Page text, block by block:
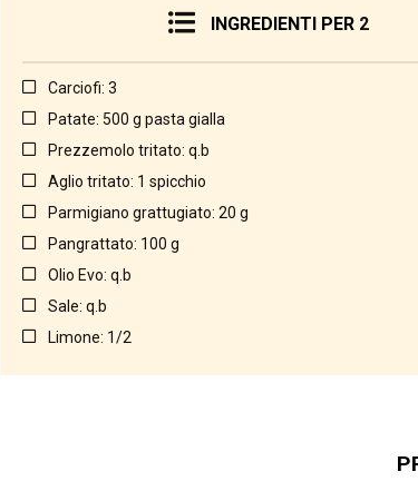
INGREDIENTI PER 2
Carciofi: 3
Patate: 500 g pasta gialla
Prezzemolo tritato: q.b
Aglio tritato: 1 spicchio
Parmigiano grattugiato: 20 g
Pangrattato: 100 g
Olio Evo: q.b
Sale: q.b
Limone: 1/2